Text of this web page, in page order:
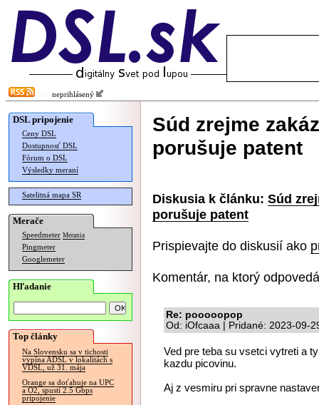
neprihlásený
DSL pripojenie
Ceny DSL
Dostupnosť DSL
Fórum o DSL
Výsledky meraní
Satelitná mapa SR
Merače
Speedmeter Merania
Pingmeter
Googlemeter
Hľadanie
Top články
Na Slovensku sa v tichosti
vypína ADSL v lokalitách s
VDSL, už 31. mája
Orange sa doťahuje na UPC
a O2, spustí 2.5 Gbps
pripojenie
Súd zrejme
porušuje patent
Diskusia k článku: Súd
porušuje patent
Prispievajte do diskusií ako
Komentár, na ktorý
Re: pooooopop
Od: iOfcaaa | Pridané: 2023-09-
Ved pre teba su vsetci vytreti a
kazdu picovinu.
Aj z vesmiru pri spravne